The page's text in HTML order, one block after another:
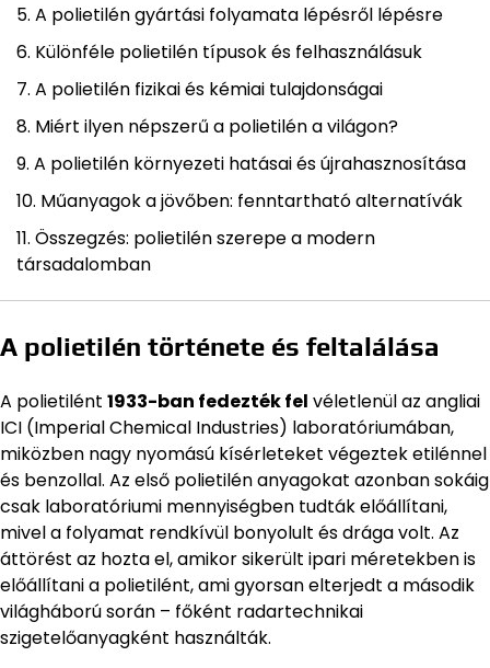
A polietilén gyártási folyamata lépésről lépésre
Különféle polietilén típusok és felhasználásuk
A polietilén fizikai és kémiai tulajdonságai
Miért ilyen népszerű a polietilén a világon?
A polietilén környezeti hatásai és újrahasznosítása
Műanyagok a jövőben: fenntartható alternatívák
Összegzés: polietilén szerepe a modern
társadalomban
A polietilén története és feltalálása
A polietilént 1933-ban fedezték fel véletlenül az angliai
ICI (Imperial Chemical Industries) laboratóriumában,
miközben nagy nyomású kísérleteket végeztek etilénnel
és benzollal. Az első polietilén anyagokat azonban sokáig
csak laboratóriumi mennyiségben tudták előállítani,
mivel a folyamat rendkívül bonyolult és drága volt. Az
áttörést az hozta el, amikor sikerült ipari méretekben is
előállítani a polietilént, ami gyorsan elterjedt a második
világháború során – főként radartechnikai
szigetelőanyagként használták.